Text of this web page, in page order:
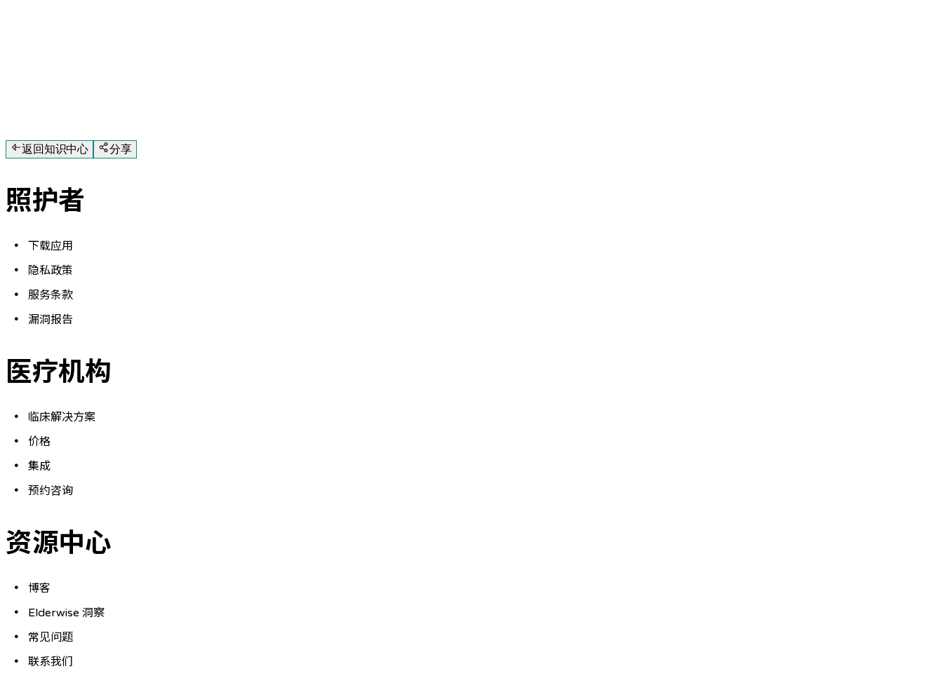
返回知识中心 分享
照护者
下载应用
隐私政策
服务条款
漏洞报告
医疗机构
临床解决方案
价格
集成
预约咨询
资源中心
博客
Elderwise 洞察
常见问题
联系我们